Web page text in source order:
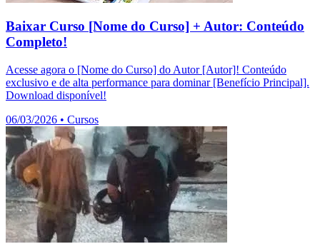
Baixar Curso [Nome do Curso] + Autor: Conteúdo
Completo!
Acesse agora o [Nome do Curso] do Autor [Autor]! Conteúdo
exclusivo e de alta performance para dominar [Benefício Principal].
Download disponível!
06/03/2026 • Cursos